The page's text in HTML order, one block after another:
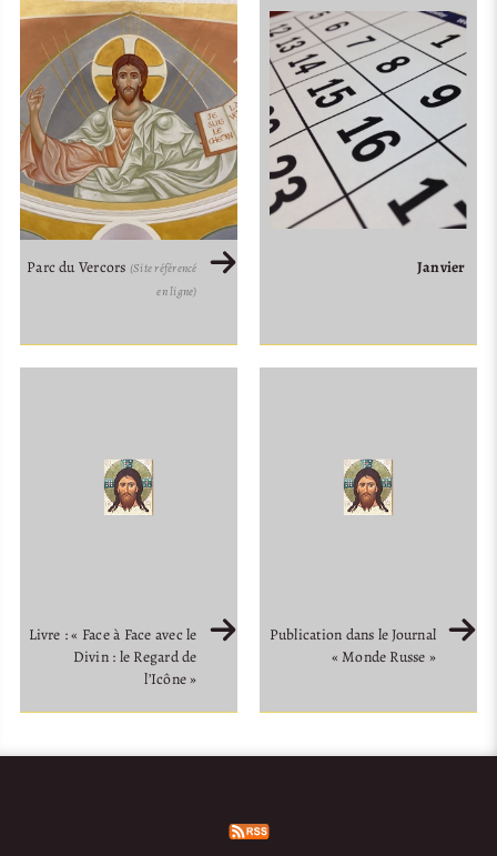
Parc du Vercors (Site référencé
en ligne)
Janvier
Livre : « Face à Face avec le
Divin : le Regard de
l’Icône »
Publication dans le Journal
« Monde Russe »